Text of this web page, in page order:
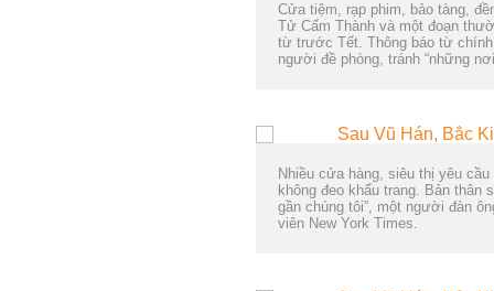
Cửa tiệm, rạp phim, bảo tàng,
Tử Cấm Thành và một đoạn
từ trước Tết. Thông báo từ
người đề phòng, tránh “những
Nhiều cửa hàng, siêu thị yêu
không đeo khẩu trang. Bản thân
gần chúng tôi”, một người đàn
viên New York Times.